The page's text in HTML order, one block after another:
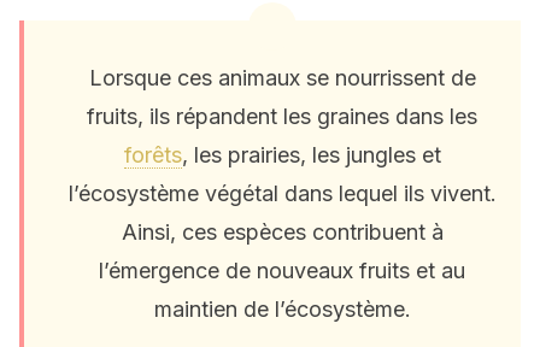
Lorsque ces animaux se nourrissent de
fruits, ils répandent les graines dans les
forêts, les prairies, les jungles et
l’écosystème végétal dans lequel ils vivent.
Ainsi, ces espèces contribuent à
l’émergence de nouveaux fruits et au
maintien de l’écosystème.